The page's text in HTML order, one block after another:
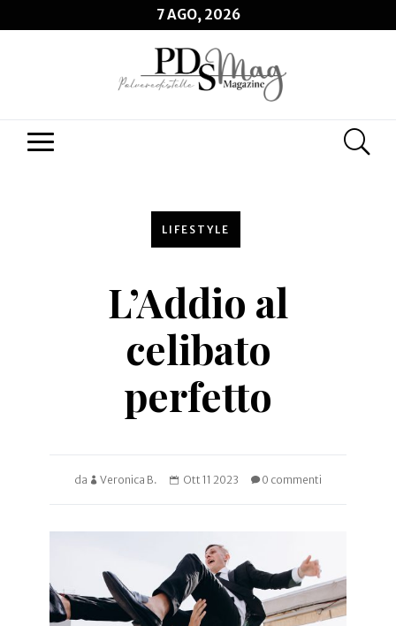
7 AGO, 2026
LIFESTYLE
L’Addio al
celibato
perfetto
da Veronica B. Ott 11 2023 0 commenti